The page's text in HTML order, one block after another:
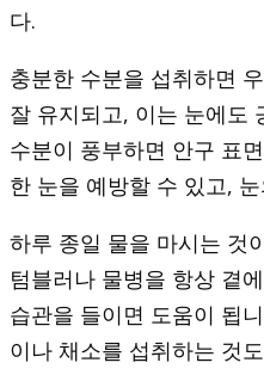
다.
충분한 수분을 섭취하면
잘 유지되고, 이는 눈에도
수분이 풍부하면 안구 표
한 눈을 예방할 수 있고,
하루 종일 물을 마시는 것
텀블러나 물병을 항상 곁
습관을 들이면 도움이 됩
이나 채소를 섭취하는 것